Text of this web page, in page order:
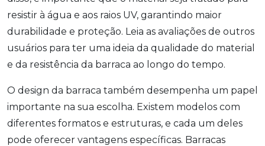
resistir à água e aos raios UV, garantindo maior
durabilidade e proteção. Leia as avaliações de outros
usuários para ter uma ideia da qualidade do material
e da resistência da barraca ao longo do tempo.
O design da barraca também desempenha um papel
importante na sua escolha. Existem modelos com
diferentes formatos e estruturas, e cada um deles
pode oferecer vantagens específicas. Barracas